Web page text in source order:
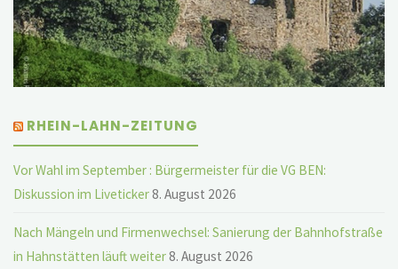
RHEIN-LAHN-ZEITUNG
Vor Wahl im September : Bürgermeister für die VG BEN:
Diskussion im Liveticker8. August 2026
Nach Mängeln und Firmenwechsel: Sanierung der Bahnhofstraße
in Hahnstätten läuft weiter8. August 2026